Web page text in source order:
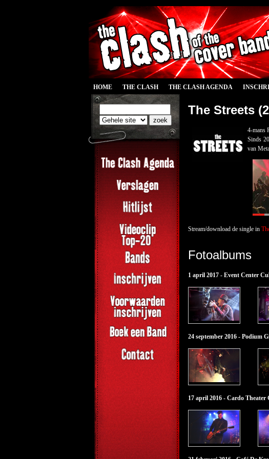
HOME THE CLASH THE CLASH AGENDA
The Streets
4-mans
Sinds
van
Stream/download de single in
Fotoalbums
1 april 2017 - Event Center
24 september 2016 - Podium
17 april 2016 - Cardo Theater